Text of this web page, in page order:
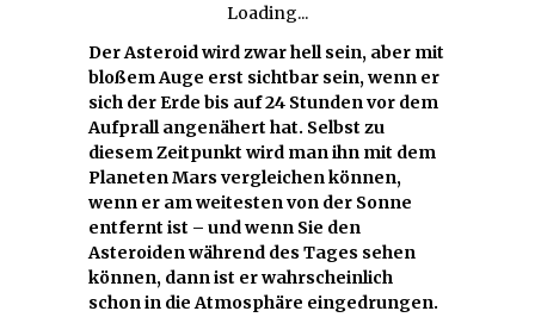
Loading...
Der Asteroid wird zwar hell sein, aber mit
bloßem Auge erst sichtbar sein, wenn er
sich der Erde bis auf 24 Stunden vor dem
Aufprall angenähert hat. Selbst zu
diesem Zeitpunkt wird man ihn mit dem
Planeten Mars vergleichen können,
wenn er am weitesten von der Sonne
entfernt ist – und wenn Sie den
Asteroiden während des Tages sehen
können, dann ist er wahrscheinlich
schon in die Atmosphäre eingedrungen.